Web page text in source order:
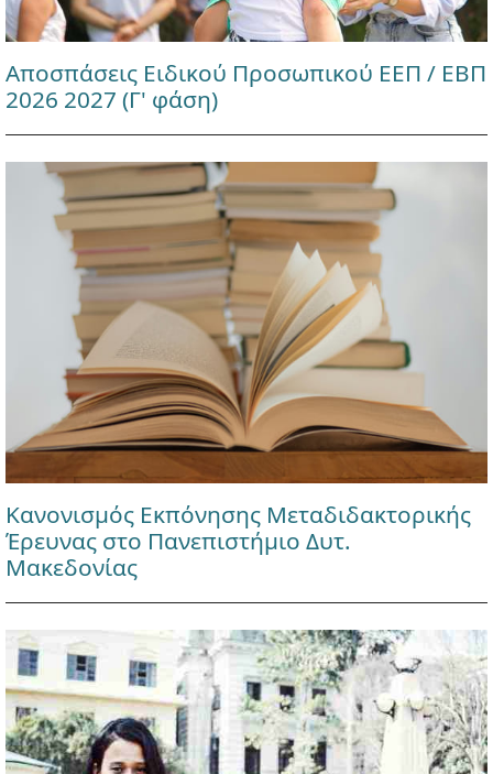
Αποσπάσεις Ειδικού Προσωπικού ΕΕΠ / ΕΒΠ
2026 2027 (Γ' φάση)
Κανονισμός Εκπόνησης Μεταδιδακτορικής
Έρευνας στο Πανεπιστήμιο Δυτ.
Μακεδονίας